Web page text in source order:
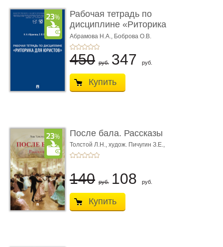
Рабочая тетрадь по
дисциплине «Риторика
для ю� ...
Абрамова Н.А., Боброва О.В.
450 руб. 347 руб.
Купить
После бала. Рассказы
Толстой Л.Н., худож. Пичугин З.Е.,
худож. Лебедев А.И.,
140 руб. 108 руб.
Купить